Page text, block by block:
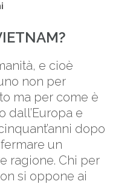
e cioè
non per
ma per come è
dall’Europa e
dopo
un
ragione. Chi per
si oppone ai